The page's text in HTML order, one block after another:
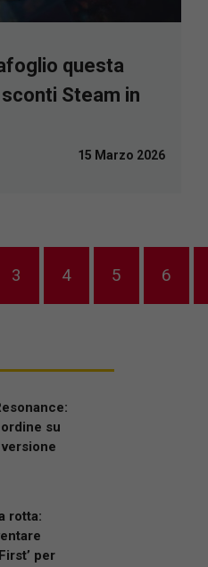
questa
Steam in
15 Marzo 2026
3 4 5 6
su
rotta:
per